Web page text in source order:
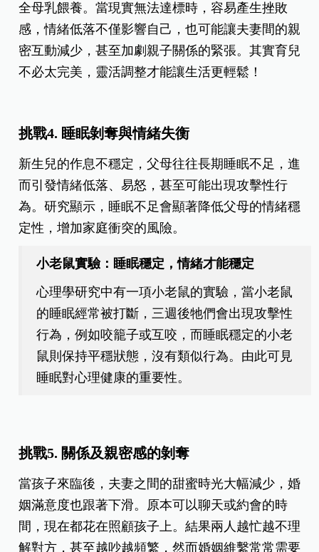
全母乳餵養。當現實無法達標時，容易產生挫敗
感，情緒低落不僅影響自己，也可能讓夫妻間的親
密互動減少，甚至加劇親子關係的緊張。其實育兒
不必太完美，靈活調整才能讓生活更輕鬆！
挑戰4. 睡眠剝奪與情緒失衡
新生兒的作息不穩定，父母往往長期睡眠不足，進
而引發情緒低落、易怒，甚至可能出現攻擊性行
為。研究顯示，睡眠不足會顯著降低父母的情緒穩
定性，增加家庭衝突的風險。
小老鼠實驗：睡眠穩定，情緒才能穩定
心理學研究中有一項小老鼠的實驗，當小老鼠
的睡眠經常被打斷，三週後牠們會出現攻擊性
行為，例如咬籠子或互咬，而睡眠穩定的小老
鼠則保持平穩狀態，沒有類似行為。由此可見
睡眠對心理健康的重要性。
挑戰5. 關係及親密感的剝奪
當孩子來臨後，夫妻之間的甜蜜時光大幅減少，婚
姻滿意度也跟著下滑。原本可以聊天或約會的時
間，現在都花在照顧孩子上。結果兩人越忙越不理
解對方，甚至越吵越頻繁，然而婚姻維繫常常需要